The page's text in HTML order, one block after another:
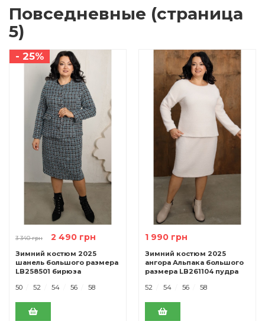
Повседневные (страница
5)
- 25%
3 340 грн 2 490 грн
Зимний костюм 2025
шанель большого размера
LB258501 бирюза
50
52 54 56 58
1 990 грн
Зимний костюм 2025
ангора Альпака большого
размера LB261104 пудра
52
54 56 58